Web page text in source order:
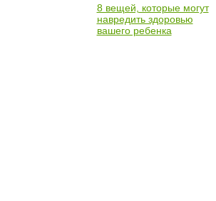
8 вещей, которые могут
навредить здоровью
вашего ребенка